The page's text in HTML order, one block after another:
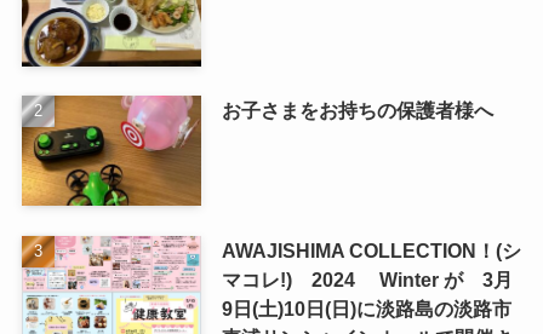
お子さまをお持ちの保護者様へ
AWAJISHIMA COLLECTION！(シ
マコレ!) 2024 Winter が 3月
9日(土)10日(日)に淡路島の淡路市